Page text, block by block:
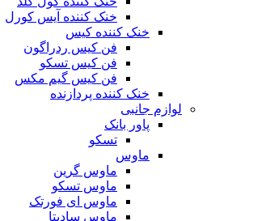
خنک کننده آیس کورل
خنک کننده کیس
فن کیس ردراگون
فن کیس تسکو
فن کیس گیم مکس
خنک کننده پردازنده
لوازم جانبی
پاور بانک
تسکو
ماوس
ماوس گرین
ماوس تسکو
ماوس ای فورتک
ماوس سادیتا